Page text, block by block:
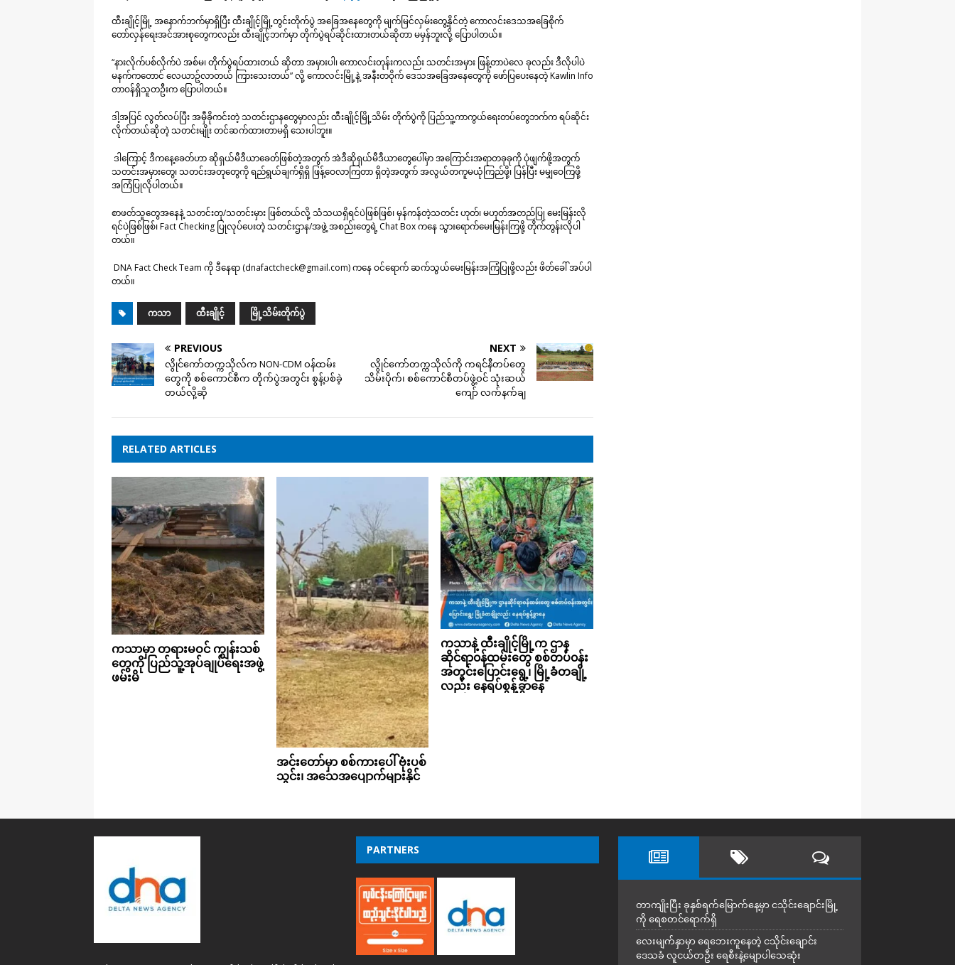
ထီးချိုင့်မြို့ အနောက်ဘက်မှာရှိပြီး ထီးချိုင့်မြို့တွင်းတိုက်ပွဲ အခြေအနေတွေကို မျက်မြင်လှမ်းတွေ့နိုင်တဲ့ ကောလင်းဒေသအခြေစိုက်
တော်လှန်ရေးအင်အားစုတွေကလည်း ထီးချိုင့်ဘက်မှာ တိုက်ပွဲရပ်ဆိုင်းထားတယ်ဆိုတာ မမှန်ဘူးလို့ ပြောပါတယ်။
“နားလိုက်ပစ်လိုက်ပဲ အစ်မ၊ တိုက်ပွဲရပ်ထားတယ် ဆိုတာ အမှားပါ၊ ကောလင်းတုန်းကလည်း သတင်းအမှား ဖြန့်တာပဲလေ ခုလည်း ဒီလိုပါပဲ
မနက်ကတောင် လေယာဥ်လာတယ် ကြားသေးတယ်” လို့ ကောလင်းမြို့နဲ့ အနီးတဝိုက် ဒေသအခြေအနေတွေကို ဖော်ပြပေးနေတဲ့ Kawlin Info
တာဝန်ရှိသူတဦးက ပြောပါတယ်။
ဒါ့အပြင် လွတ်လပ်ပြီး အမှီခိုကင်းတဲ့ သတင်းဌာနတွေမှာလည်း ထီးချိုင့်မြို့သိမ်း တိုက်ပွဲကို ပြည်သူ့ကာကွယ်ရေးတပ်တွေဘက်က ရပ်ဆိုင်း
လိုက်တယ်ဆိုတဲ့ သတင်းမျိုး တင်ဆက်ထားတာမရှိ သေးပါဘူး။
ဒါကြောင့် ဒီကနေ့ခေတ်ဟာ ဆိုရှယ်မီဒီယာခေတ်ဖြစ်တဲ့အတွက် အဲဒီဆိုရှယ်မီဒီယာတွေပေါ်မှာ အကြောင်းအရာတခုခုကို ပုံဖျက်ဖို့အတွက်
သတင်းအမှားတွေ၊ သတင်းအတုတွေကို ရည်ရွယ်ချက်ရှိရှိ ဖြန့်ဝေလာကြတာ ရှိတဲ့အတွက် အလွယ်တကူမယုံကြည်ဖို့၊ ပြန်ပြီး မမျှဝေကြဖို့
အကြံပြုလိုပါတယ်။
စာဖတ်သူတွေအနေနဲ့ သတင်းတု/သတင်းမှား ဖြစ်တယ်လို့ သံသယရှိရင်ပဲဖြစ်ဖြစ်၊ မှန်ကန်တဲ့သတင်း ဟုတ်၊ မဟုတ်အတည်ပြု မေးမြန်းလို
ရင်ပဲဖြစ်ဖြစ်၊ Fact Checking ပြုလုပ်ပေးတဲ့ သတင်းဌာန/အဖွဲ့ အစည်းတွေရဲ့ Chat Box ကနေ သွားရောက်မေးမြန်းကြဖို့ တိုက်တွန်းလိုပါ
တယ်။
DNA Fact Check Team ကိုဒီနေရာ (dnafactcheck@gmail.com)ကနေ ဝင်ရောက် ဆက်သွယ်မေးမြန်းအကြံပြုဖို့လည်း ဖိတ်ခေါ် အပ်ပါ
တယ်။
ကသာ ထီးချိုင့် မြို့သိမ်းတိုက်ပွဲ
PREVIOUS
လွိုင်ကော်တက္ကသိုလ်က NON-CDM ဝန်ထမ်း
တွေကို စစ်ကောင်စီက တိုက်ပွဲအတွင်း စွန့်ပစ်ခဲ့
တယ်လို့ဆို
NEXT
လွိုင်ကော်တက္ကသိုလ်ကို ကရင်နီတပ်တွေ
သိမ်းပိုက်၊ စစ်ကောင်စီတပ်ဖွဲ့ဝင် သုံးဆယ်
ကျော် လက်နက်ချ
RELATED ARTICLES
ကသာမှာ တရားမဝင် ကျွန်းသစ်
တွေကို ပြည်သူ့အုပ်ချုပ်ရေးအဖွဲ့
ဖမ်းမိ
အင်းတော်မှာ စစ်ကားပေါ် ဗုံးပစ်
သွင်း၊ အသေအပျောက်များနိုင်
ကသာနဲ့ ထီးချိုင့်မြို့က ဌာန
ဆိုင်ရာ၀န်ထမ်းတွေ စစ်တပ်၀န်း
အတွင်းပြောင်းရွေ့၊ မြို့ခံတချို့
လည်း နေရပ်စွန့်ခွာနေ
PARTNERS
တာကျိုးပြီး ခုနှစ်ရက်မြောက်နေ့မှာ ငသိုင်းချောင်းမြို့
ကို ရေစတင်ရောက်ရှိ
လေးမျက်နှာမှာ ရေဘေးကူနေတဲ့ ငသိုင်းချောင်း
ဒေသခံ လူငယ်တဦး ရေစီးနဲ့မျောပါသေဆုံး